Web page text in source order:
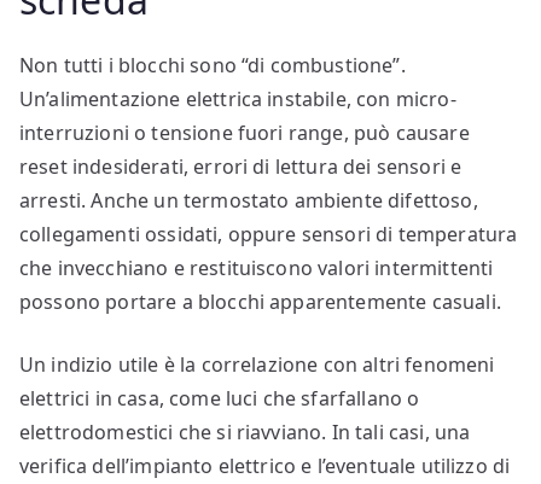
Non tutti i blocchi sono “di combustione”.
Un’alimentazione elettrica instabile, con micro-
interruzioni o tensione fuori range, può causare
reset indesiderati, errori di lettura dei sensori e
arresti. Anche un termostato ambiente difettoso,
collegamenti ossidati, oppure sensori di temperatura
che invecchiano e restituiscono valori intermittenti
possono portare a blocchi apparentemente casuali.
Un indizio utile è la correlazione con altri fenomeni
elettrici in casa, come luci che sfarfallano o
elettrodomestici che si riavviano. In tali casi, una
verifica dell’impianto elettrico e l’eventuale utilizzo di